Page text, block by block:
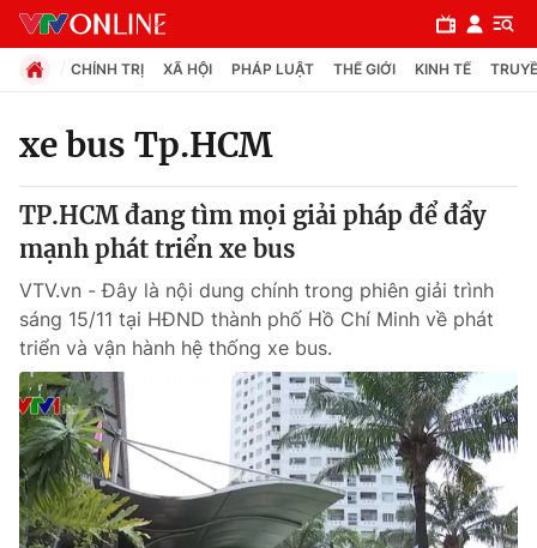
Chuyên mục
Chính trị
Xã hội
Pháp luật
Y tế
Thế giới
CHÍNH TRỊ XÃ HỘI PHÁP LUẬT THẾ GIỚI KINH TẾ
xe bus Tp.HCM
TP.HCM đang tìm mọi giải pháp để đẩy
mạnh phát triển xe bus
VTV.vn - Đây là nội dung chính trong phiên giải trình
sáng 15/11 tại HĐND thành phố Hồ Chí Minh về phát
triển và vận hành hệ thống xe bus.